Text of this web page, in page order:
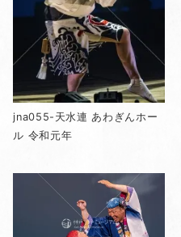
jna055-天水連 あわぎんホー
ル 令和元年